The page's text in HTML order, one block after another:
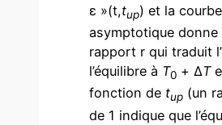
ε »(t,tup) et la courbe
asymptotique donne
rapport r qui traduit
l’équilibre à T0 + ΔT
fonction de tup (un
de 1 indique que